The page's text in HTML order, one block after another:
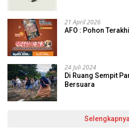
21 April 2026
AFO : Pohon
24 Juli 2024
Di Ruang Sempit
Bersuara
Selengkapnya